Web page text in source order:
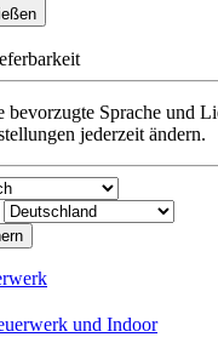
bevorzugte Sprache und
jederzeit ändern.
und Indoor